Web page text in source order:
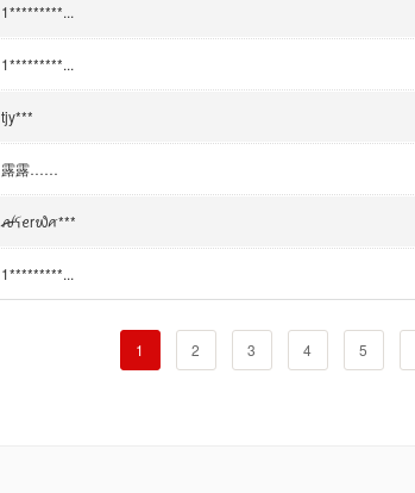
1*********...
1*********...
tjy***
露露……
ꫛꪺꫀr᭙ꪁ***
1*********...
1 2 3 4 5